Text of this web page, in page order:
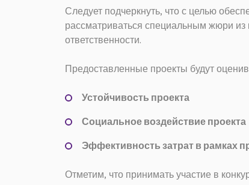
Следует подчеркнуть, что с целью
рассматриваться специальным жюри из
ответственности.
Предоставленные проекты будут
Устойчивость проекта
Социальное воздействие проекта
Эффективность затрат в рамках
Отметим, что принимать участие в